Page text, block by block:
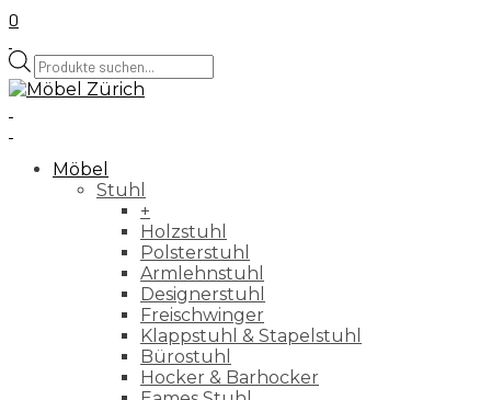
0
Products
search
Möbel
Stuhl
+
Holzstuhl
Polsterstuhl
Armlehnstuhl
Designerstuhl
Freischwinger
Klappstuhl & Stapelstuhl
Bürostuhl
Hocker & Barhocker